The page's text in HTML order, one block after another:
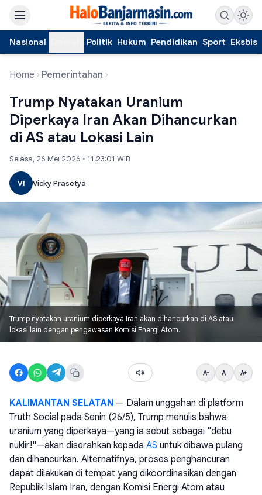
Nasional Politik Hukum Pendidikan Sport Eksbis
Home Pemerintahan
Trump Nyatakan Uranium
Diperkaya Iran Akan Dihancurkan
di AS atau Lokasi Lain
Selasa, 26 Mei 2026 • 11:23:01 WIB
VI Vicky Prasetya
Trump nyatakan uranium diperkaya Iran akan dihancurkan di AS atau
lokasi lain dengan pengawasan Komisi Energi Atom.
KALIMANTAN SELATAN — Dalam unggahan di platform
Truth Social pada Senin (26/5), Trump menulis bahwa
uranium yang diperkaya—yang ia sebut sebagai "debu
nuklir!"—akan diserahkan kepada AS untuk dibawa pulang
dan dihancurkan. Alternatifnya, proses penghancuran
dapat dilakukan di tempat yang dikoordinasikan dengan
Republik Islam Iran, dengan Komisi Energi Atom atau